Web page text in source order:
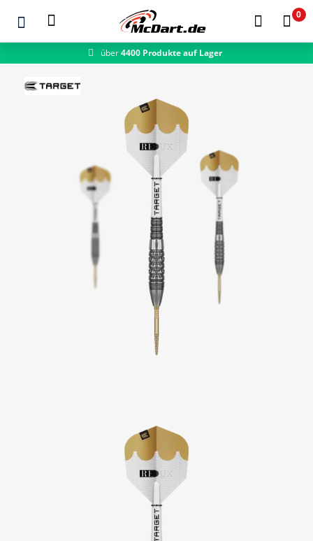
Zum Hauptinhalt springen
0
4400 Produkte auf Lagerschneller Versand